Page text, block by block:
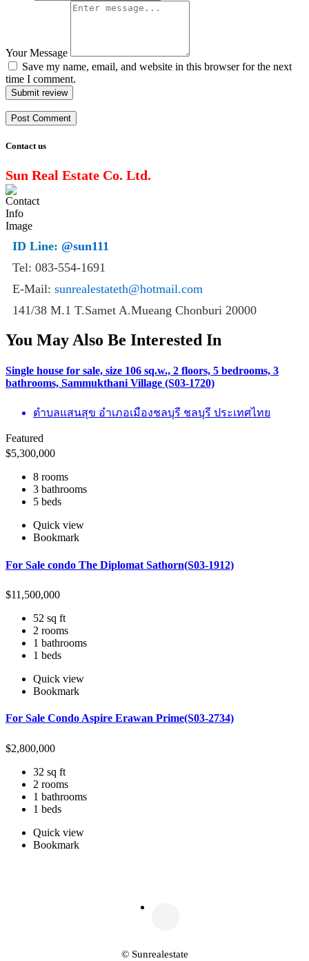
Your Message
Save my name, email, and website in this browser for the next
time I comment.
Submit review
Contact us
Sun Real Estate Co. Ltd.
ID Line: @sun111
Tel: 083-554-1691
E-Mail: sunrealestateth@hotmail.com
141/38 M.1 T.Samet A.Mueang Chonburi 20000
You May Also Be Interested In
Single house for sale, size 106 sq.w., 2 floors, 5 bedrooms, 3
bathrooms, Sammukthani Village (S03-1720)
ตำบลแสนสุข อำเภอเมืองชลบุรี ชลบุรี ประเทศไทย
Featured
$5,300,000
8 rooms
3 bathrooms
5 beds
Quick view
Bookmark
For Sale condo The Diplomat Sathorn(S03-1912)
$11,500,000
52 sq ft
2 rooms
1 bathrooms
1 beds
Quick view
Bookmark
For Sale Condo Aspire Erawan Prime(S03-2734)
$2,800,000
32 sq ft
2 rooms
1 bathrooms
1 beds
Quick view
Bookmark
© Sunrealestate